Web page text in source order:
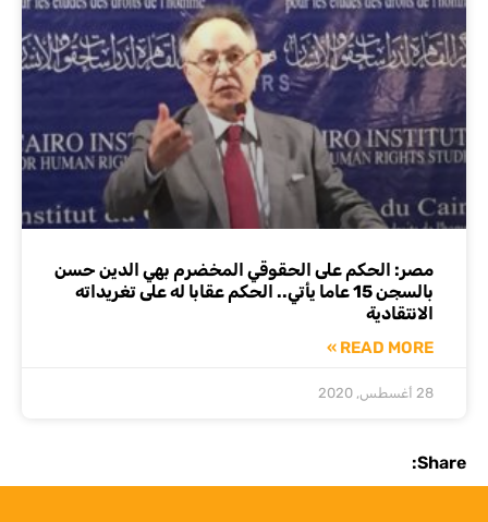
مصر: الحكم على الحقوقي المخضرم بهي الدين حسن
بالسجن 15 عاما يأتي.. الحكم عقابا له على تغريداته
الانتقادية
READ MORE »
28 أغسطس, 2020
Share: